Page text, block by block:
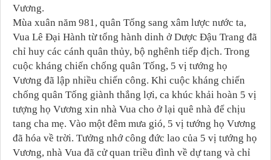
Vương.
Mùa xuân năm 981, quân Tống sang xâm lược nước ta,
Vua Lê Đại Hành từ tổng hành dinh ở Dược Đậu Trang đã
chỉ huy các cánh quân thủy, bộ nghênh tiếp địch. Trong
cuộc kháng chiến chống quân Tống, 5 vị tướng họ
Vương đã lập nhiều chiến công. Khi cuộc kháng chiến
chống quân Tống giành thắng lợi, ca khúc khải hoàn 5 vị
tượng họ Vương xin nhà Vua cho ở lại quê nhà để chịu
tang cha mẹ. Vào một đêm mưa gió, 5 vị tướng họ Vương
đã hóa về trời. Tưởng nhớ công đức lao của 5 vị tướng họ
Vương, nhà Vua đã cử quan triều đình về dự tang và chỉ